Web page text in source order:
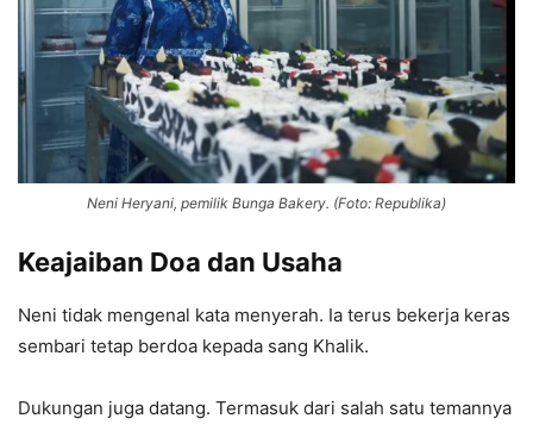
Neni Heryani, pemilik Bunga Bakery. (Foto: Republika)
Keajaiban Doa dan Usaha
Neni tidak mengenal kata menyerah. Ia terus bekerja keras
sembari tetap berdoa kepada sang Khalik.
Dukungan juga datang. Termasuk dari salah satu temannya